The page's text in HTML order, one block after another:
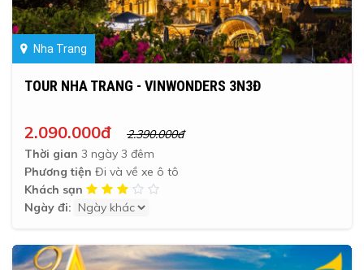
Nha Trang
TOUR NHA TRANG - VINWONDERS 3N3Đ
2.090.000đ
2.390.000đ
Thời gian 3 ngày 3 đêm
Phương tiện Đi và về xe ô tô
Khách sạn
Ngày đi: